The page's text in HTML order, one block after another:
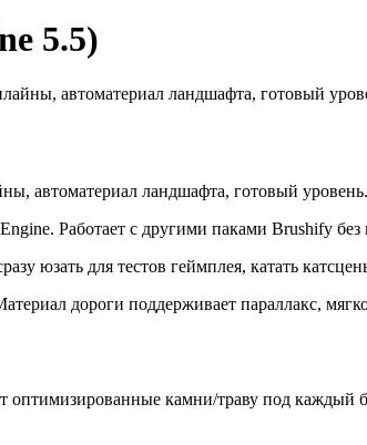
5.5)
автоматериал ландшафта, готовый
автоматериал ландшафта, готовый
Работает с другими паками Brushify без
юзать для тестов геймплея, катать
дороги поддерживает параллакс,
камни/траву под каждый